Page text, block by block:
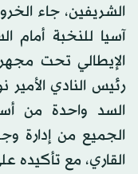
آسيا للنخبة أمام
الإيطالي تحت
رئيس النادي
السد واحدة من
الجميع من إدارة
القاري، مع تأكيده